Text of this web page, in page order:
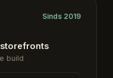
Sinds 2019
build